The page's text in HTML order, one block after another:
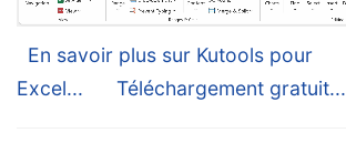
En savoir plus sur Kutools pour
Excel...
Téléchargement gratuit...